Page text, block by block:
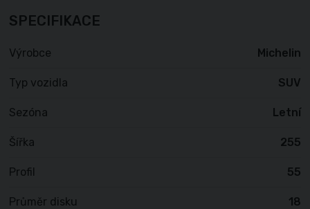
SPECIFIKACE
Výrobce Michelin
Typ vozidla SUV
Sezóna Letní
Šířka 255
Profil 55
Průměr disku 18